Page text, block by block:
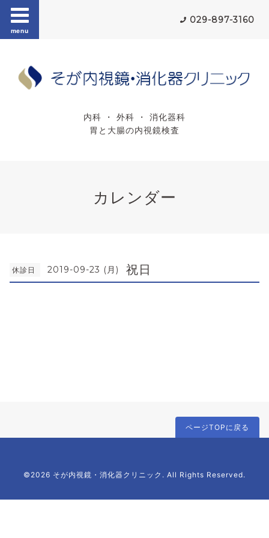
menu
029-897-3160
内科 ・ 外科 ・ 消化器科
胃と大腸の内視鏡検査
カレンダー
休診日 2019-09-23 (月) 祝日
ページTOPに戻る
©2026 そが内視鏡・消化器クリニック. All Rights Reserved.